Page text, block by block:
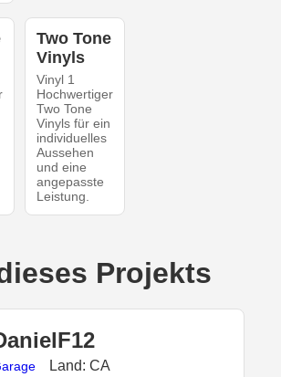
Two Tone
Vinyls
Vinyl 1
Hochwertiger
Two Tone
Vinyls für ein
individuelles
Aussehen
und eine
angepasste
Leistung.
Projekts
Land: CA